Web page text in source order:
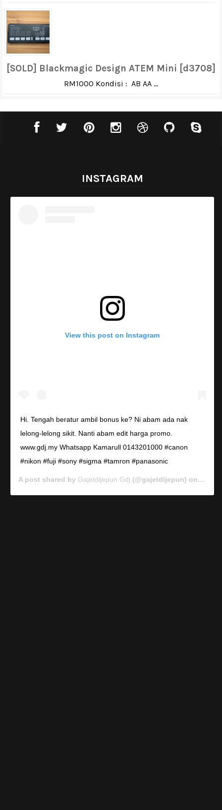
[SOLD] Blackmagic Design ATEM Mini [d3708]
RM1000 Kondisi : AB AA ...
INSTAGRAM
View this post on Instagram
Hi. Tengah beratur ambil bonus ke? Ni abam ada nak
lelong-lelong sikit. Nanti abam edit harga promo.
www.gdj.my Whatsapp Kamarull 0143201000 #canon
#nikon #fuji #sony #sigma #tamron #panasonic
A post shared by Gajetdijepun Gdj (@gajetdijepun) on Jan 7,